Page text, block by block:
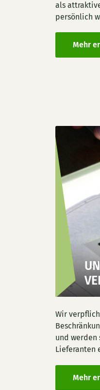
als
persönlich
Mehr
Wir
und werden
Lieferanten
Mehr